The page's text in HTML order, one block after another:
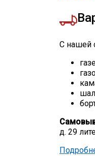
С нашей
д. 29